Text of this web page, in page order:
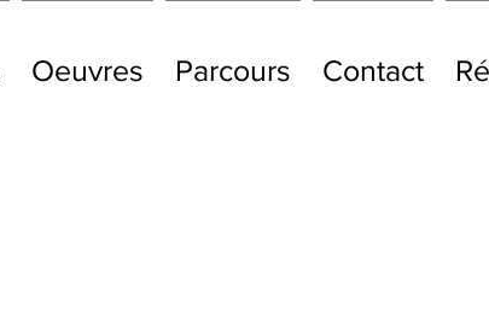
Oeuvres Parcours Contact